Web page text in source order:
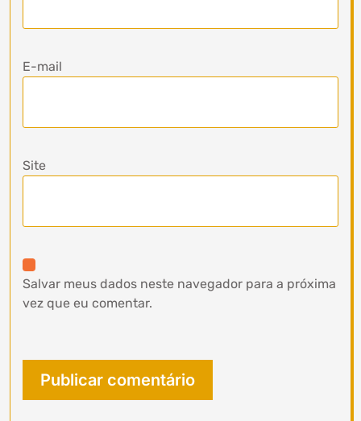
E-mail
Site
Salvar meus dados neste navegador para a próxima
vez que eu comentar.